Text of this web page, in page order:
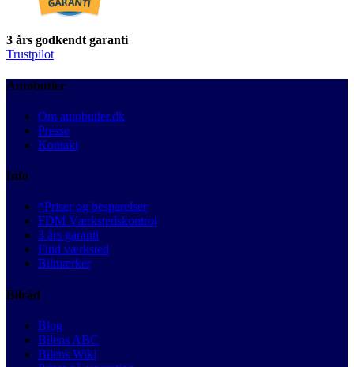
3 års godkendt garanti
Trustpilot
Autobutler
Om autobutler.dk
Presse
Kontakt
Info
*Priser og besparelser
FDM Værkstedskontrol
3 års garanti
Find værksted
Bilmærker
Bilråd
Blog
Bilens ABC
Bilens Wiki